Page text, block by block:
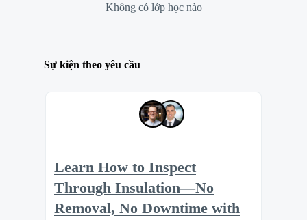
Không có lớp học nào
Sự kiện theo yêu cầu
Learn How to Inspect
Through Insulation—No
Removal, No Downtime with